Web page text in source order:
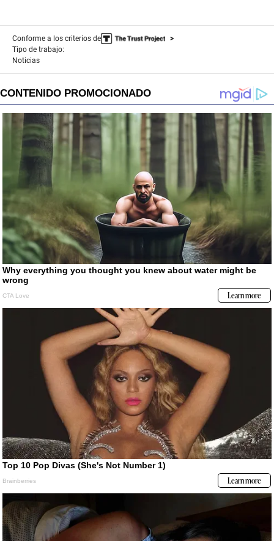
Conforme a los criterios de
Tipo de trabajo:
Noticias